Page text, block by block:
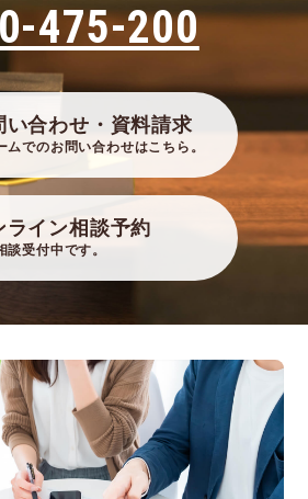
475-200
い合わせ・資料請求
ムでのお問い合わせはこちら。
ライン相談予約
談受付中です。